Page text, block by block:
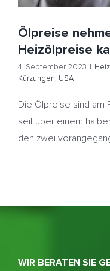
Ölpreise
Heizölpreise
4. September 2023 |
Kürzungen, USA
Die Ölpreise sind am
seit über einem
den zwei
WIR BERATEN SIE